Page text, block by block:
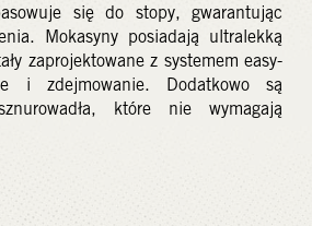
się do stopy, gwarantując
Mokasyny posiadają ultralekką
zaprojektowane z systemem easy-
i zdejmowanie. Dodatkowo są
które nie wymagają